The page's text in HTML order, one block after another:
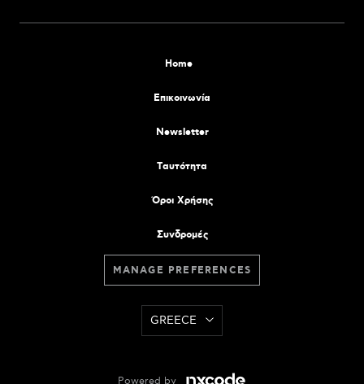
Home
Επικοινωνία
Newsletter
Tαυτότητα
Όροι Χρήσης
Συνδρομές
MANAGE PREFERENCES
GREECE
Powered by